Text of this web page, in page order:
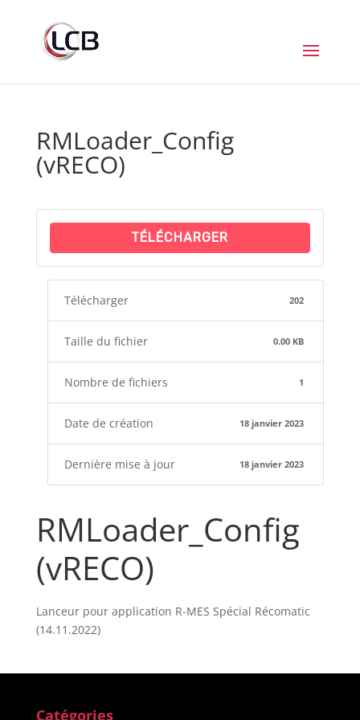
RMLoader_Config
(vRECO)
TÉLÉCHARGER
Télécharger 202
Taille du fichier 0.00 KB
Nombre de fichiers 1
Date de création 18 janvier 2023
Dernière mise à jour 18 janvier 2023
RMLoader_Config
(vRECO)
Lanceur pour application R-MES Spécial Récomatic
(14.11.2022)
Catégories